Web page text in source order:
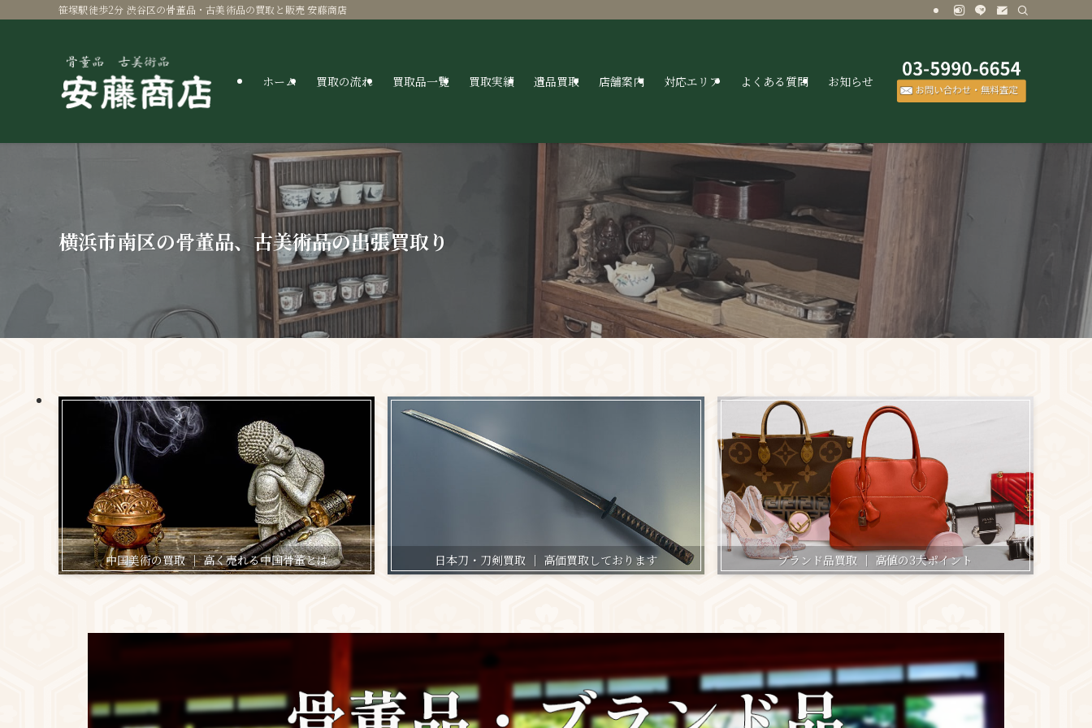
笹塚駅徒歩2分 渋谷区の骨董品・古美術品の買取と販売 安藤商店
ホーム 買取の流れ 買取品一覧 買取実績 遺品買取 店舗案内 対応エリア よくある質問 お知らせ
横浜市南区の骨董品、古美術品の出張買取り
中国美術の買取 ｜ 高く売れる中国骨董とは 日本刀・刀剣買取 ｜ 高価買取しております ブランド品買取 ｜ 高値の3大ポイント